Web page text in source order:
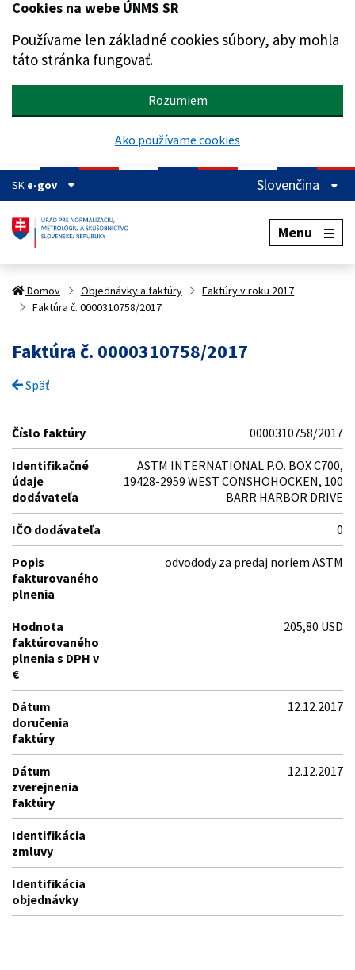
Preskočiť na hlavný obsah
Cookies na webe ÚNMS SR
Používame len základné cookies súbory, aby mohla
táto stránka fungovať.
Rozumiem
Ako používame cookies
SK e-gov Slovenčina
Menu
Domov Objednávky a faktúry
Faktúry v roku 2017
Faktúra č. 0000310758/2017
Faktúra č. 0000310758/2017
Späť
Číslo faktúry 0000310758/2017
Identifikačné
údaje
dodávateľa
ASTM INTERNATIONAL P.O. BOX C700,
19428-2959 WEST CONSHOHOCKEN, 100
BARR HARBOR DRIVE
IČO dodávateľa 0
Popis
fakturovaného
plnenia
odvodody za predaj noriem ASTM
Hodnota
faktúrovaného
plnenia s DPH v
€
205,80 USD
Dátum
doručenia
faktúry
12.12.2017
Dátum
zverejnenia
faktúry
12.12.2017
Identifikácia
zmluvy
Identifikácia
objednávky